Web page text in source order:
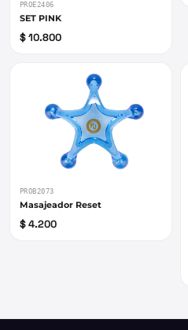
PROE2406
SET PINK
$ 10.800
PROB2073
Masajeador Reset
$ 4.200